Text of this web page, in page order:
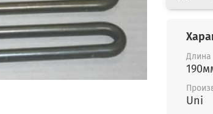
Длина
Uni